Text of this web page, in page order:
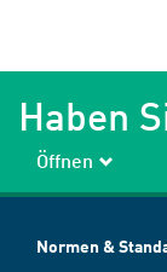
Haben
Öffnen
Normen &